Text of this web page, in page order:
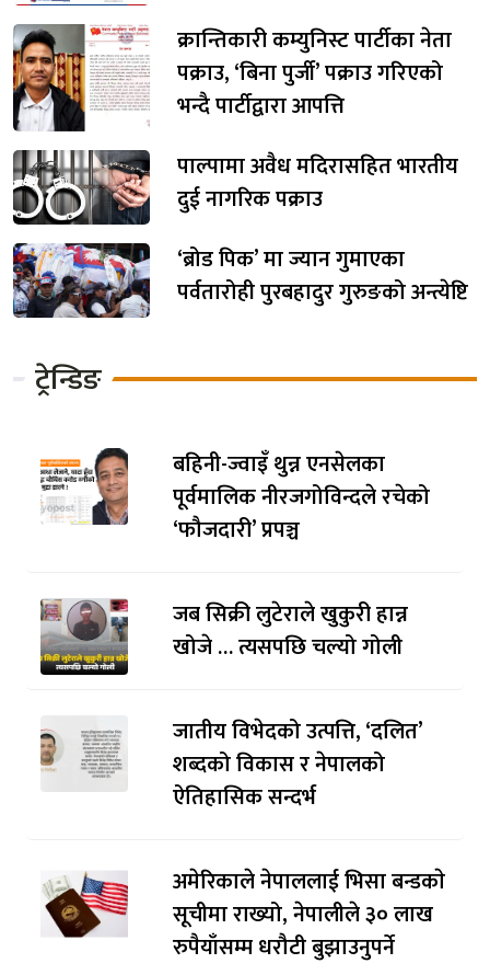
क्रान्तिकारी कम्युनिस्ट पार्टीका नेता
पक्राउ, ‘बिना पुर्जी’ पक्राउ गरिएको
भन्दै पार्टीद्वारा आपत्ति
पाल्पामा अवैध मदिरासहित भारतीय
दुई नागरिक पक्राउ
‘ब्रोड पिक’ मा ज्यान गुमाएका
पर्वतारोही पुरबहादुर गुरुङको अन्त्येष्टि
ट्रेन्डिङ
बहिनी-ज्वाइँ थुन्न एनसेलका
पूर्वमालिक नीरजगोविन्दले रचेको
‘फौजदारी’ प्रपञ्च
जब सिक्री लुटेराले खुकुरी हान्न
खोजे … त्यसपछि चल्यो गोली
जातीय विभेदको उत्पत्ति, ‘दलित’
शब्दको विकास र नेपालको
ऐतिहासिक सन्दर्भ
अमेरिकाले नेपाललाई भिसा बन्डकाे
सूचीमा राख्यो, नेपालीले ३० लाख
रुपैयाँसम्म धरौटी बुझाउनुपर्ने